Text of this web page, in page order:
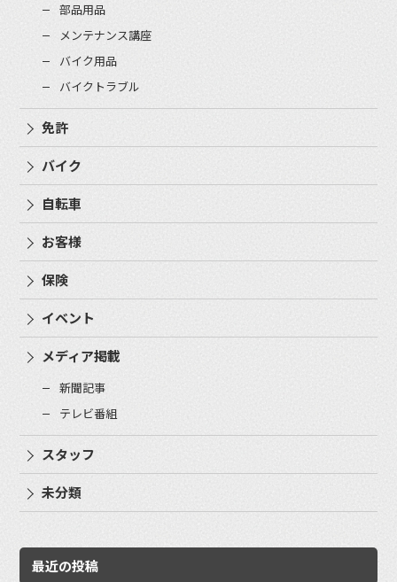
部品用品
メンテナンス講座
バイク用品
バイクトラブル
免許
バイク
自転車
お客様
保険
イベント
メディア掲載
新聞記事
テレビ番組
スタッフ
未分類
最近の投稿